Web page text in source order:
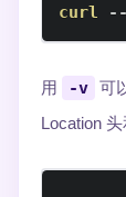
curl
用 -v 可
Location